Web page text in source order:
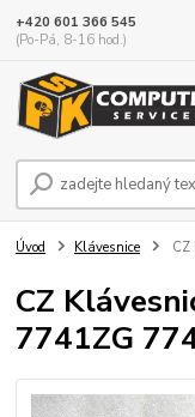
+420 601 366 545
(Po-Pá, 8-16 hod.)
Úvod Klávesnice CZ
CZ
7741ZG